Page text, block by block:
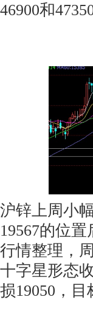
46900和
沪锌上周小
19567的位
行情整理，
十字星形态
损19050，目